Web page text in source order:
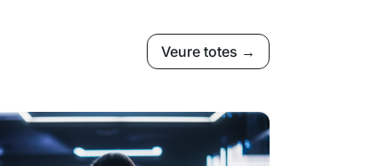
Veure totes →